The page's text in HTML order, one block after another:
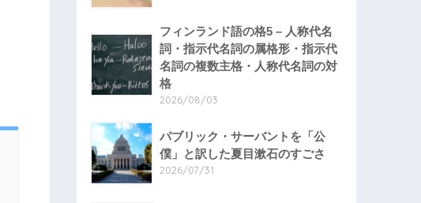
フィンランド語の格5 – 人称代名
詞・指示代名詞の属格形・指示代
名詞の複数主格・人称代名詞の対
格
2026/08/03
パブリック・サーバントを「公
僕」と訳した夏目漱石のすごさ
2026/07/31